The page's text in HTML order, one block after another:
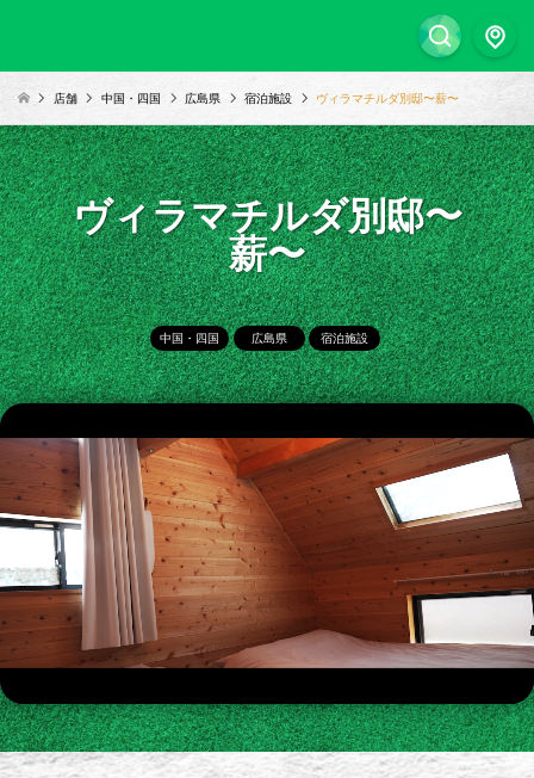
店舗 中国・四国 広島県 宿泊施設 ヴィラマチルダ別邸〜薪〜
ヴィラマチルダ別邸〜
薪〜
中国・四国 広島県 宿泊施設